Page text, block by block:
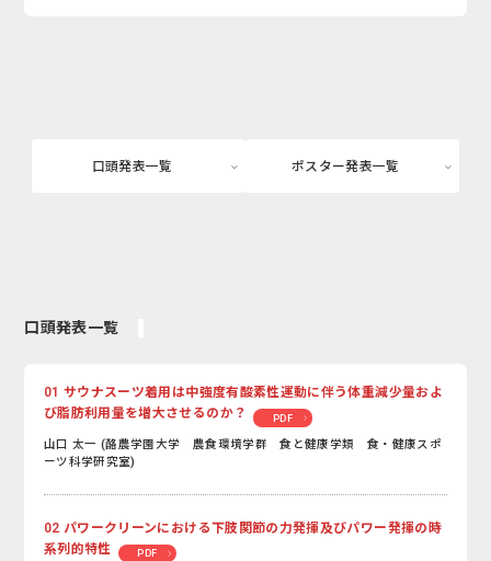
口頭発表一覧 ポスター発表一覧
口頭発表一覧
01 サウナスーツ着用は中強度有酸素性運動に伴う体重減少量およ
び脂肪利用量を増大させるのか？
PDF
山口 太一 (酪農学園大学 農食環境学群 食と健康学類 食・健康スポ
ーツ科学研究室)
02 パワークリーンにおける下肢関節の力発揮及びパワー発揮の時
系列的特性
PDF